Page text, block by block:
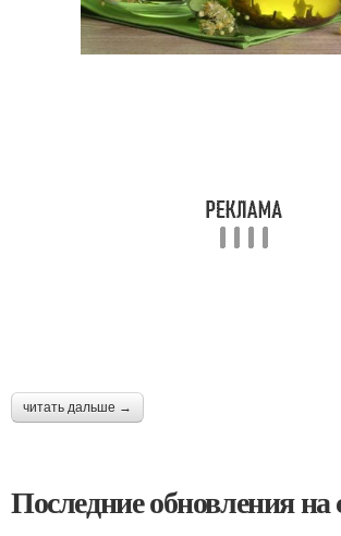
читать дальше →
Последние обновления на